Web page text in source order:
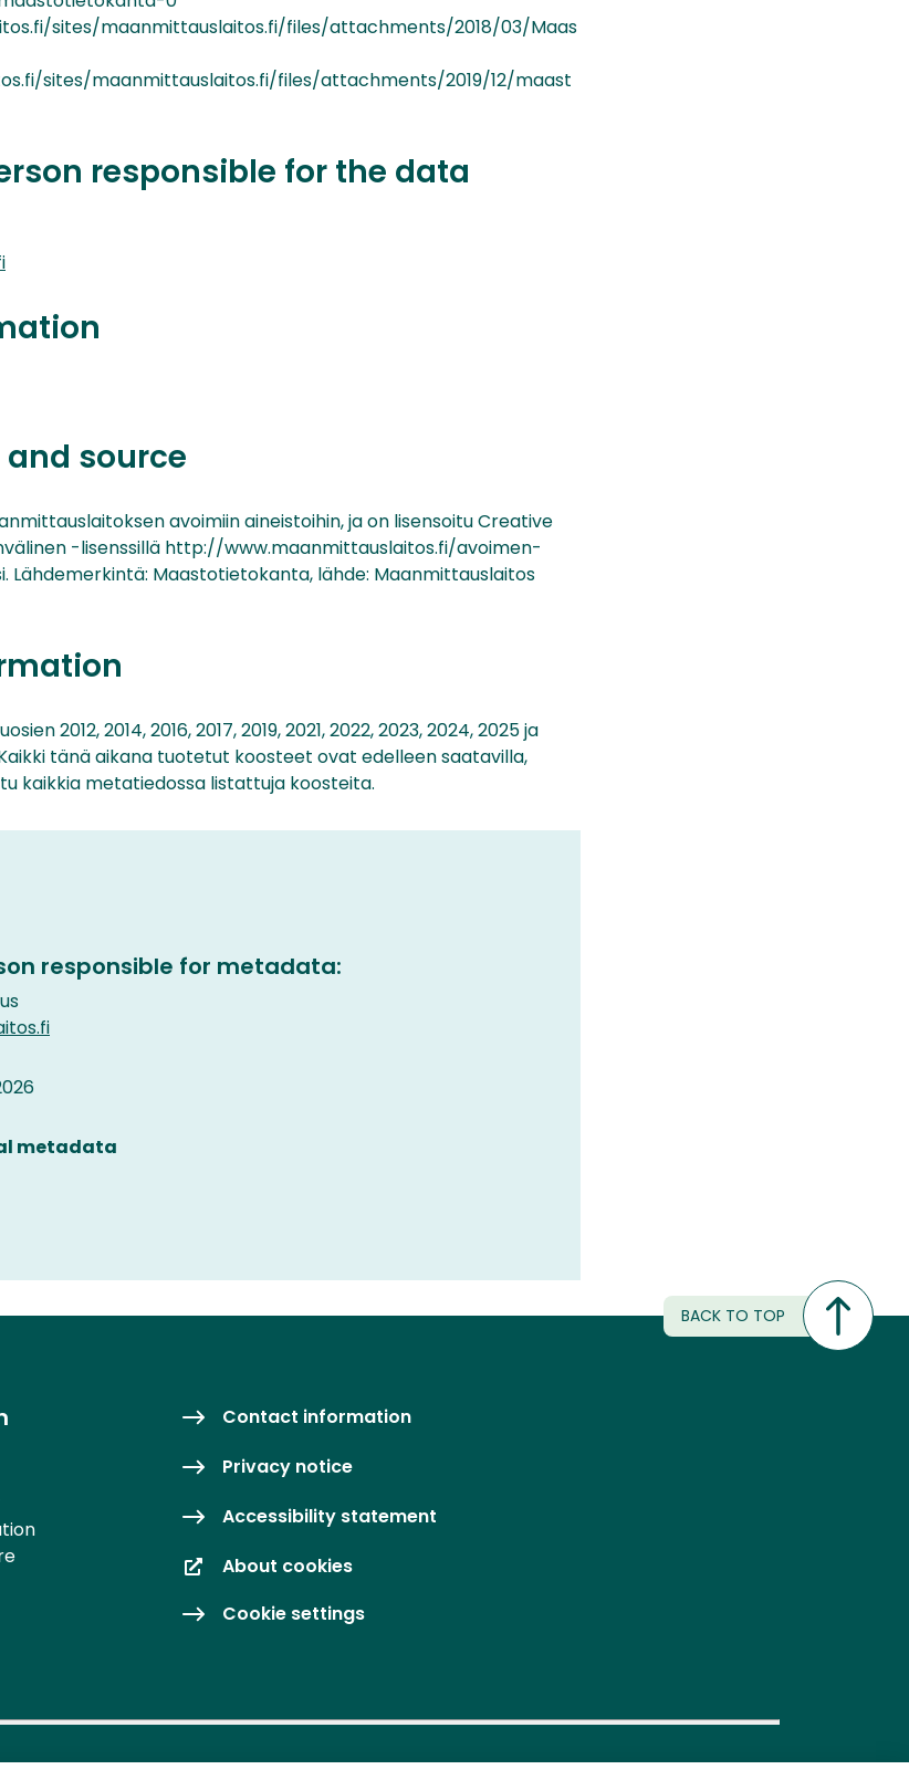
sites/maanmittauslaitos.fi/files/attachments/2018/03/Maas
sites/maanmittauslaitos.fi/files/attachments/2019/12/maast
responsible for the data
source
avoimiin aineistoihin, ja on lisensoitu Creative
-lisenssillä http://www.maanmittauslaitos.fi/avoimen-
Maastotietokanta, lähde: Maanmittauslaitos
2012, 2014, 2016, 2017, 2019, 2021, 2022, 2023, 2024, 2025 ja
tänä aikana tuotetut koosteet ovat edelleen saatavilla,
kaikkia metatiedossa listattuja koosteita.
responsible for metadata:
metadata
BACK TO TOP
Contact information
Privacy notice
Accessibility statement
About cookies
Cookie settings